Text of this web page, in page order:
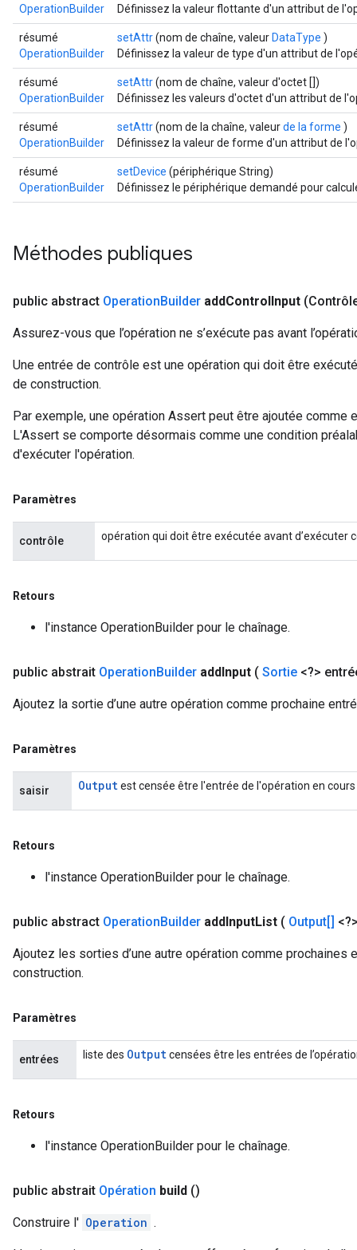
OperationBuilder
Définissez la valeur flottante d'un attribut de
résumé
OperationBuilder
setAttr(nom de chaîne, valeur DataType )
Définissez la valeur de type d'un attribut de
résumé
OperationBuilder
setAttr(nom de chaîne, valeur d'octet [])
Définissez les valeurs d'octet d'un attribut de
résumé
OperationBuilder
setAttr(nom de la chaîne, valeurde la forme )
Définissez la valeur de forme d'un attribut de
résumé
OperationBuilder
setDevice (périphérique String)
Définissez le périphérique demandé pour
Méthodes publiques
public abstract OperationBuilder addControlInput
Assurez-vous que l’opération ne s’exécute pas avant
Une entrée de contrôle est une opération qui doit être
de construction.
Par exemple, une opération Assert peut être ajoutée comme
L'Assert se comporte désormais comme une condition
d'exécuter l'opération.
Paramètres
contrôle opération qui doit être exécutée avant d’exécuter
Retours
l'instance OperationBuilder pour le chaînage.
public abstrait OperationBuilder addInput ( Sortie <?>
Ajoutez la sortie d’une autre opération comme prochaine
Paramètres
saisir Outputest censée être l'entrée de l'opération en
Retours
l'instance OperationBuilder pour le chaînage.
public abstract OperationBuilder addInputList ( Output[]
Ajoutez les sorties d’une autre opération comme prochaines
construction.
Paramètres
entrées liste des Outputcensées être les entrées de
Retours
l'instance OperationBuilder pour le chaînage.
public abstrait Opération build ()
Construire l' Operation .